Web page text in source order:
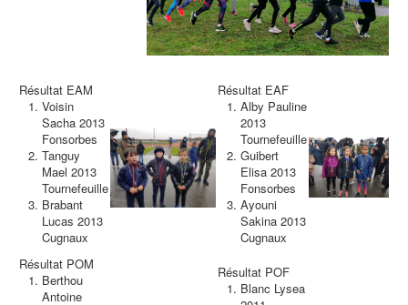
Résultat EAM
Voisin
Sacha 2013
Fonsorbes
Tanguy
Mael 2013
Tournefeuille
Brabant
Lucas 2013
Cugnaux
Résultat EAF
Alby Pauline
2013
Tournefeuille
Guibert
Elisa 2013
Fonsorbes
Ayouni
Sakina 2013
Cugnaux
Résultat POM
Berthou
Antoine
Résultat POF
Blanc Lysea